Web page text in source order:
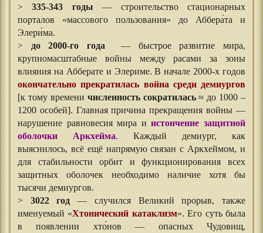
>335-343 годы — строительство стационарных
порталов «массового пользования» до Аббера́та и
Элери́ма.
> до 2000-го года— быстрое развитие мира,
крупномасштабные войны между расами за зоны
влияния на Абберате и Элериме. В начале 2000-х годов
окончательно прекратилась война среди демиургов
[к тому времени численность сократилась≈ до 1000 –
1200 особей]. Главная причина прекращения войны —
нарушение равновесия мира иистончение защитной
оболочки Аркхейма. Каждый демиург, как
выяснилось, всё ещё напрямую связан с Аркхеймом, и
для стабильности орбит и функционирования всех
защитных оболочек необходимо наличие хотя бы
тысячи демиургов.
> 3022 год — случился Великий прорыв, также
именуемый «Хтонический катаклизм». Его суть была
в появлении хто́нов — опасных Чудовищ,